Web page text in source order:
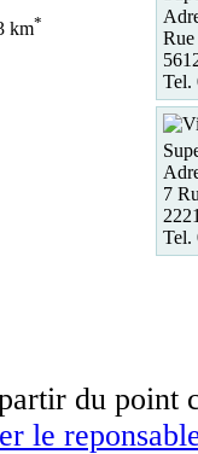
km*
Tel.
7
Tel.
du point
le